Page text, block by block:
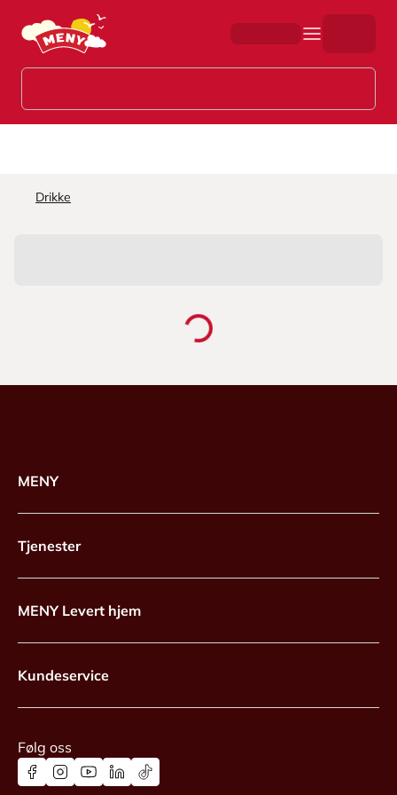
Hopp til hovedinnhold
Drikke
MENY
Tjenester
MENY Levert hjem
Kundeservice
Følg oss